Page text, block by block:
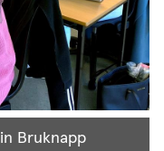
Bruknapp